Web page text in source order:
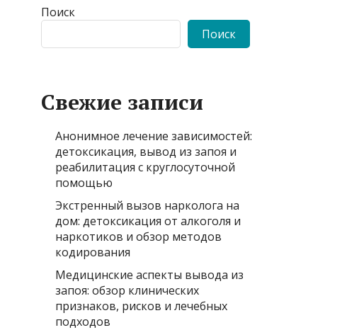
Поиск
Поиск
Свежие записи
Анонимное лечение зависимостей:
детоксикация, вывод из запоя и
реабилитация с круглосуточной
помощью
Экстренный вызов нарколога на
дом: детоксикация от алкоголя и
наркотиков и обзор методов
кодирования
Медицинские аспекты вывода из
запоя: обзор клинических
признаков, рисков и лечебных
подходов